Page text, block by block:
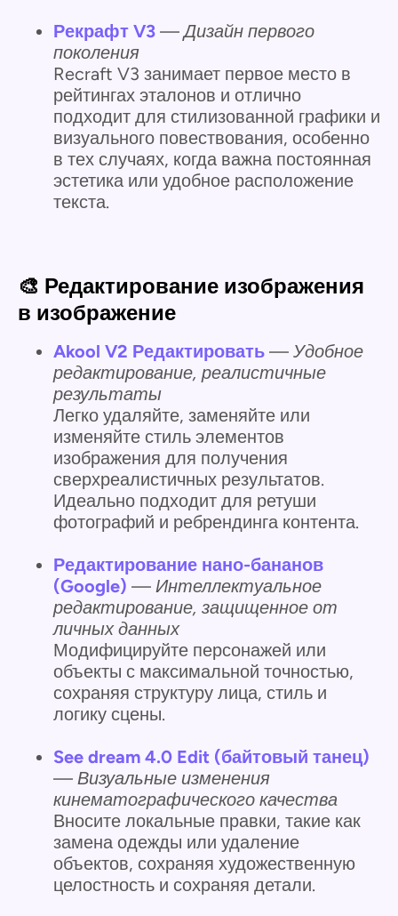
Рекрафт V3 —Дизайн первого
поколения
Recraft V3 занимает первое место в
рейтингах эталонов и отлично
подходит для стилизованной графики и
визуального повествования, особенно
в тех случаях, когда важна постоянная
эстетика или удобное расположение
текста.
🎨 Редактирование изображения
в изображение
Akool V2 Редактировать — Удобное
редактирование, реалистичные
результаты
Легко удаляйте, заменяйте или
изменяйте стиль элементов
изображения для получения
сверхреалистичных результатов.
Идеально подходит для ретуши
фотографий и ребрендинга контента.
Редактирование нано-бананов
(Google) — Интеллектуальное
редактирование, защищенное от
личных данных
Модифицируйте персонажей или
объекты с максимальной точностью,
сохраняя структуру лица, стиль и
логику сцены.
See dream 4.0 Edit (байтовый танец)
— Визуальные изменения
кинематографического качества
Вносите локальные правки, такие как
замена одежды или удаление
объектов, сохраняя художественную
целостность и сохраняя детали.